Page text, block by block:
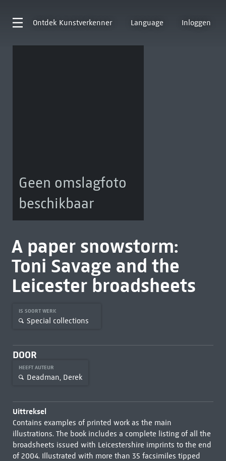
Ontdek Kunstverkenner Language Inloggen
Geen omslagfoto
beschikbaar
A paper snowstorm:
Toni Savage and the
Leicester broadsheets
IS SOORT WERK
Special collections
DOOR
HEEFT AUTEUR
Deadman, Derek
Uittreksel
Contains examples of printed work as the main
illustrations. The book includes a complete listing of all the
broadsheets issued with Leicestershire imprints to the end
of 2004. Illustrated with more than 35 facsimiles tipped